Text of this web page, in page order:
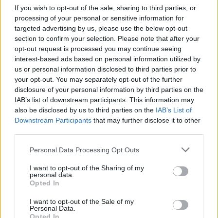
If you wish to opt-out of the sale, sharing to third parties, or
processing of your personal or sensitive information for
targeted advertising by us, please use the below opt-out
section to confirm your selection. Please note that after your
opt-out request is processed you may continue seeing
interest-based ads based on personal information utilized by
us or personal information disclosed to third parties prior to
your opt-out. You may separately opt-out of the further
disclosure of your personal information by third parties on the
IAB’s list of downstream participants. This information may
also be disclosed by us to third parties on the IAB’s List of
Downstream Participants that may further disclose it to other
Personal Data Processing Opt Outs
I want to opt-out of the Sharing of my
personal data.
Opted In
I want to opt-out of the Sale of my
Personal Data.
encontramos con una de las mejores Dehesas de la
Serena, donde pasta el cerdo ibérico y donde, en
invierno, tiene la grulla común uno de sus comederos
preferidos, siendo un espectáculo visual y acústico el
paso diario hacia los embalses, por el singular
alboroto que producen en su vuelo. También en el río
podremos observar la presencia de antiguos molinos
y disfrutar de la vegetación de rivera, donde adelfas,
tamujos y atarfes conviven con majuelos y rosas
silvestres. Iniciamos nuestra ruta desde Castuera, la
cual abandonamos saliendo en dirección a la
carretera de Quintana de la Serena. Desde aquí
olivares, para dirigirnos al río Guadalefra. Es de
destacar las numerosas norias que veremos en
nuestro recorrido, testimonio de las interesantes
muestras de ingeniería hidráulica de esta zona. Al